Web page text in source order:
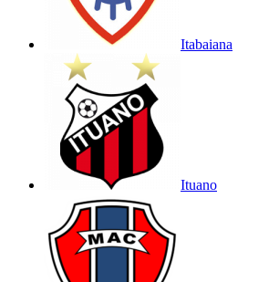
Itabaiana
Ituano